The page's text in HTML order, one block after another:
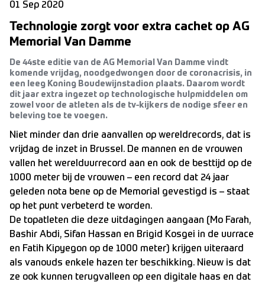
01 Sep 2020
Technologie zorgt voor extra cachet op AG
Memorial Van Damme
De 44ste editie van de AG Memorial Van Damme vindt
komende vrijdag, noodgedwongen door de coronacrisis, in
een leeg Koning Boudewijnstadion plaats. Daarom wordt
dit jaar extra ingezet op technologische hulpmiddelen om
zowel voor de atleten als de tv-kijkers de nodige sfeer en
beleving toe te voegen.
Niet minder dan drie aanvallen op wereldrecords, dat is
vrijdag de inzet in Brussel. De mannen en de vrouwen
vallen het werelduurrecord aan en ook de besttijd op de
1000 meter bij de vrouwen – een record dat 24 jaar
geleden nota bene op de Memorial gevestigd is – staat
op het punt verbeterd te worden.
De topatleten die deze uitdagingen aangaan (Mo Farah,
Bashir Abdi, Sifan Hassan en Brigid Kosgei in de uurrace
en Fatih Kipyegon op de 1000 meter) krijgen uiteraard
als vanouds enkele hazen ter beschikking. Nieuw is dat
ze ook kunnen terugvalleen op een digitale haas en dat